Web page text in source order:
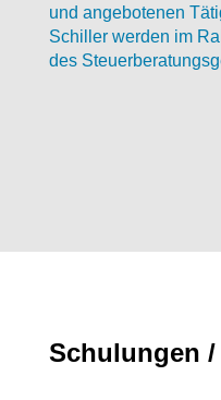
und angebotenen
Schiller werden im
des
Schulungen